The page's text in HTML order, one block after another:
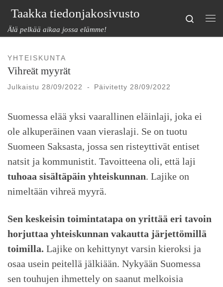
Skip to content
Taakka tiedonjakosivusto
Älä pelkää aikaa jossa elämme!
Search
YHTEISKUNTA
Vihreät myyrät
Julkaistu 28/09/2022 - Päivitetty 28/09/2022
Suomessa elää yksi vaarallinen eläinlaji, joka ei
ole alkuperäinen vaan vieraslaji. Se on tuotu
Suomeen Saksasta, jossa sen risteyttivät entiset
natsit ja kommunistit. Tavoitteena oli, että laji
tuhoaa sisältäpäin yhteiskunnan. Lajike on
nimeltään vihreä myyrä.
Sen keskeisin toimintatapa on yrittää eri tavoin
horjuttaa yhteiskunnan vakautta järjettömillä
toimilla. Lajike on kehittynyt varsin kieroksi ja
osaa usein peitellä jälkiään. Nykyään Suomessa
sen touhujen ihmettely on saanut melkoisia